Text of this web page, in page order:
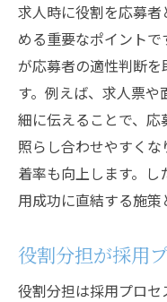
求人時に役割を応募
める重要なポイント
が応募者の適性判断
す。例えば、求人票
細に伝えることで、
照らし合わせやすく
着率も向上します。
用成功に直結する施策
役割分担が採用
役割分担は採用プロセ